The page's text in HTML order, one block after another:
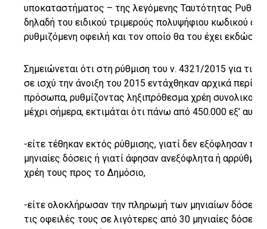
υποκαταστήματος – της λεγόμενης Ταυτότητας
δηλαδή του ειδικού τριμερούς πολυψήφιου κωδικού
ρυθμιζόμενη οφειλή και τον οποίο θα του έχει
Σημειώνεται ότι στη ρύθμιση του ν. 4321/2015 για τις
σε ισχύ την άνοιξη του 2015 εντάχθηκαν αρχικά
πρόσωπα, ρυθμίζοντας ληξιπρόθεσμα χρέη συνολικού
μέχρι σήμερα, εκτιμάται ότι πάνω από 450.000 εξ’
-είτε τέθηκαν εκτός ρύθμισης, γιατί δεν εξόφλησαν
μηνιαίες δόσεις ή γιατί άφησαν ανεξόφλητα ή
χρέη τους προς το Δημόσιο,
-είτε ολοκλήρωσαν την πληρωμή των μηνιαίων δόσεών
τις οφειλές τους σε λιγότερες από 30 μηνιαίες